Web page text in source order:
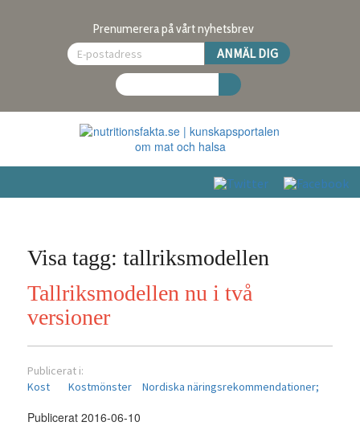
Prenumerera på vårt nyhetsbrev
Visa tagg: tallriksmodellen
Tallriksmodellen nu i två
versioner
Publicerat i:
Kost
Kostmönster Nordiska näringsrekommendationer;
Publicerat 2016-06-10